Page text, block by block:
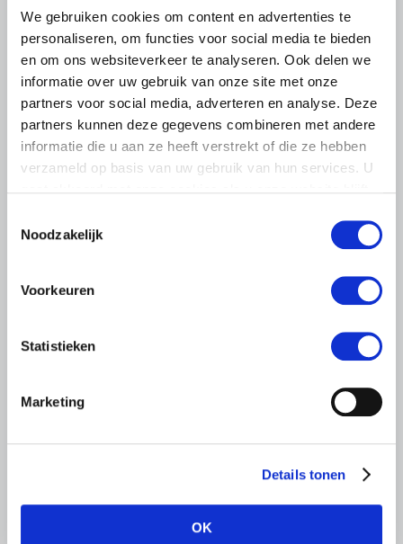
We gebruiken cookies om content en advertenties te
personaliseren, om functies voor social media te bieden
en om ons websiteverkeer te analyseren. Ook delen we
informatie over uw gebruik van onze site met onze
partners voor social media, adverteren en analyse. Deze
partners kunnen deze gegevens combineren met andere
informatie die u aan ze heeft verstrekt of die ze hebben
verzameld op basis van uw gebruik van hun services. U
Noodzakelijk
Voorkeuren
Statistieken
Marketing
Details tonen
OK
LTO LOBBY
Kamerlid Goudzwaard (JA21)
Súdwest-Fryslân
Maarten Goudzwaard (JA21) en beleidsmedewerker